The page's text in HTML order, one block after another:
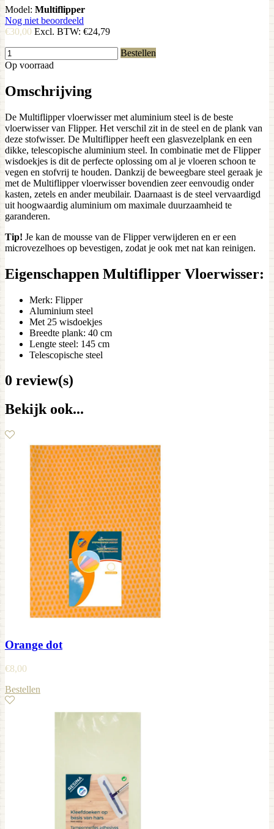
Model: Multiflipper
Nog niet beoordeeld
€30,00 Excl. BTW: €24,79
Bestellen
Op voorraad
Omschrijving
De Multiflipper vloerwisser met aluminium steel is de beste
vloerwisser van Flipper. Het verschil zit in de steel en de plank van
deze stofwisser. De Multiflipper heeft een glasvezelplank en een
dikke, telescopische aluminium steel. In combinatie met de Flipper
wisdoekjes is dit de perfecte oplossing om al je vloeren schoon te
vegen en stofvrij te houden. Dankzij de beweegbare steel geraak je
met de Multiflipper vloerwisser bovendien zeer eenvoudig onder
kasten, zetels en ander meubilair. Daarnaast is de steel vervaardigd
uit hoogwaardig aluminium om maximale duurzaamheid te
garanderen.
Tip! Je kan de mousse van de Flipper verwijderen en er een
microvezelhoes op bevestigen, zodat je ook met nat kan reinigen.
Eigenschappen Multiflipper Vloerwisser:
Merk: Flipper
Aluminium steel
Met 25 wisdoekjes
Breedte plank: 40 cm
Lengte steel: 145 cm
Telescopische steel
0 review(s)
Bekijk ook...
Orange dot
€8,00
Bestellen